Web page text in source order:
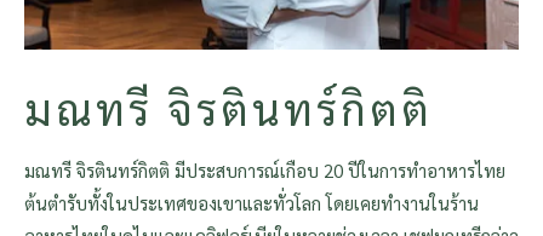
มณทรี จิรตินทร์กิตติ
มณทรี จิรตินทร์กิตติ มีประสบการณ์เกือบ 20 ปีในการทำอาหารไทย
ต้นตำรับทั้งในประเทศของเขาและทั่วโลก โดยเคยทำงานในร้าน